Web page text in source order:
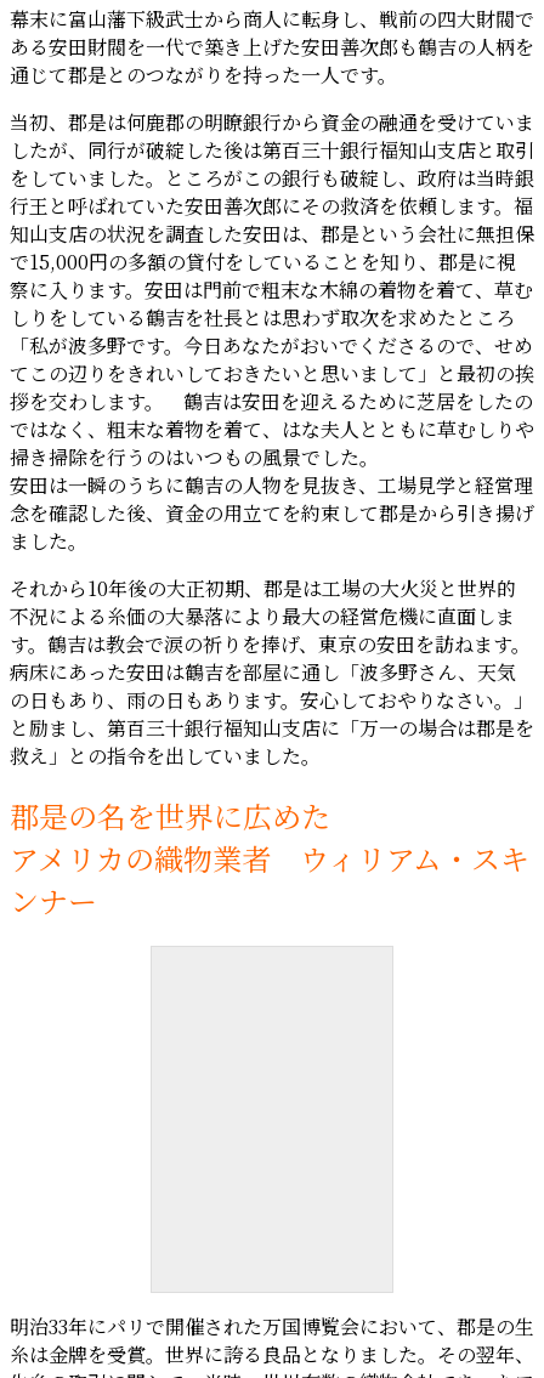
幕末に富山藩下級武士から商人に転身し、戦前の四大財閥で
ある安田財閥を一代で築き上げた安田善次郎も鶴吉の人柄を
通じて郡是とのつながりを持った一人です。
当初、郡是は何鹿郡の明瞭銀行から資金の融通を受けていま
したが、同行が破綻した後は第百三十銀行福知山支店と取引
をしていました。ところがこの銀行も破綻し、政府は当時銀
行王と呼ばれていた安田善次郎にその救済を依頼します。福
知山支店の状況を調査した安田は、郡是という会社に無担保
で15,000円の多額の貸付をしていることを知り、郡是に視
察に入ります。安田は門前で粗末な木綿の着物を着て、草む
しりをしている鶴吉を社長とは思わず取次を求めたところ
「私が波多野です。今日あなたがおいでくださるので、せめ
てこの辺りをきれいしておきたいと思いまして」と最初の挨
拶を交わします。 鶴吉は安田を迎えるために芝居をしたの
ではなく、粗末な着物を着て、はな夫人とともに草むしりや
掃き掃除を行うのはいつもの風景でした。
安田は一瞬のうちに鶴吉の人物を見抜き、工場見学と経営理
念を確認した後、資金の用立てを約束して郡是から引き揚げ
ました。
それから10年後の大正初期、郡是は工場の大火災と世界的
不況による糸価の大暴落により最大の経営危機に直面しま
す。鶴吉は教会で涙の祈りを捧げ、東京の安田を訪ねます。
病床にあった安田は鶴吉を部屋に通し「波多野さん、天気
の日もあり、雨の日もあります。安心しておやりなさい。」
と励まし、第百三十銀行福知山支店に「万一の場合は郡是を
救え」との指令を出していました。
郡是の名を世界に広めた
アメリカの織物業者 ウィリアム・スキ
ンナー
明治33年にパリで開催された万国博覧会において、郡是の生
糸は金牌を受賞。世界に誇る良品となりました。その翌年、